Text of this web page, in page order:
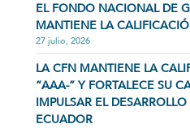
EL FONDO NACIONAL DE
MANTIENE LA
27 julio, 2026
LA CFN MANTIENE LA
“AAA-” Y FORTALECE SU
IMPULSAR EL
ECUADOR